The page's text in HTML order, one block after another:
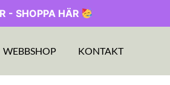
- SHOPPA HÄR
WEBBSHOP KONTAKT